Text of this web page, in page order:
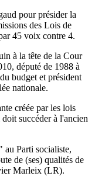
pour présider la
des Lois de
45 voix contre 4.
à la tête de la Cour
député de 1988 à
budget et président
nationale.
créée par les lois
succéder à l'ancien
Parti socialiste,
de (ses) qualités de
Marleix (LR).